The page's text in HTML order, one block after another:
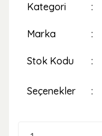
Kategori
Marka
Stok Kodu
Seçenekler